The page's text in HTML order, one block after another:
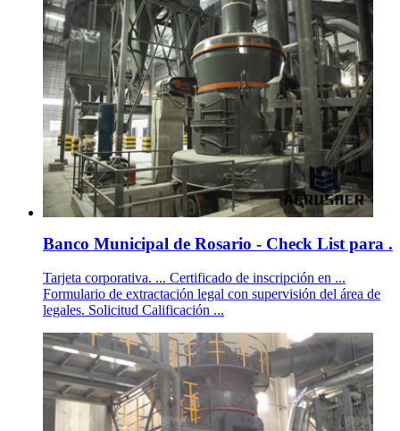
Banco Municipal de Rosario - Check List para .
Tarjeta corporativa. ... Certificado de inscripción en ...
Formulario de extractación legal con supervisión del área de
legales. Solicitud Calificación ...